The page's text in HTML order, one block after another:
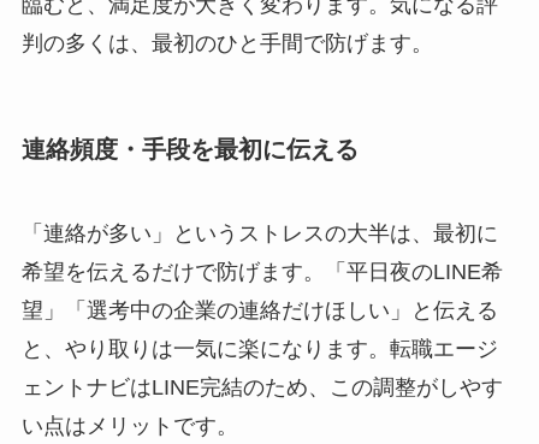
判の多くは、最初のひと手間で防げます。
連絡頻度・手段を最初に伝える
「連絡が多い」というストレスの大半は、最初に
希望を伝えるだけで防げます。「平日夜のLINE希
望」「選考中の企業の連絡だけほしい」と伝える
と、やり取りは一気に楽になります。転職エージ
ェントナビはLINE完結のため、この調整がしやす
い点はメリットです。